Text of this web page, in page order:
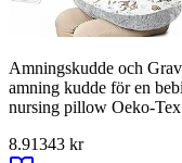
Amningskudde och
amning kudde för en
nursing pillow Oeko-
8.91343 kr